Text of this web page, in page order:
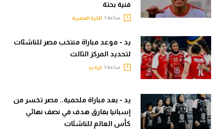
فنية بحتة
ساعة | الكرة المصرية
يد - موعد مباراة منتخب مصر للناشئات
لتحديد المركز الثالث
ساعة | كرة يد
يد - بعد مباراة ملحمية.. مصر تخسر من
إسبانيا بفارق هدف في نصف نهائي
كأس العالم للناشئات